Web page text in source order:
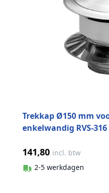
Trekkap Ø150 mm
enkelwandig RVS-316
141,80 incl. btw
2-5 werkdagen